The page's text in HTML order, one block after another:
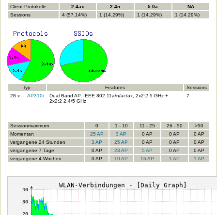
Client-Protokolle 2.4ax 2.4n 5.0a
NA
Sessions
4 (57.14%) 1 (14.29%) 1 (14.29%) 1 (14.29%)
Typ Features
Sessions
28 x
AP310i
Dual Band AP, IEEE 802.11a/n/ac/ax, 2x2:2 5 GHz +
2x2:2 2.4/5 GHz
7
Sessionmaximum 0 1 - 10 11 - 25 26 - 50
>50
Momentan
25 AP 3 AP 0 AP 0 AP
0 AP
vergangene 24 Stunden
3 AP 25 AP 0 AP 0 AP
0 AP
vergangene 7 Tage
0 AP 23 AP 5 AP 0 AP
0 AP
vergangene 4 Wochen
0 AP 10 AP 16 AP 1 AP 1 AP